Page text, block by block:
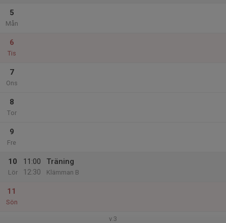
5
Mån
6
Tis
7
Ons
8
Tor
9
Fre
10
Lör
11:00
12:30
Träning
Klämman B
11
Sön
v.3